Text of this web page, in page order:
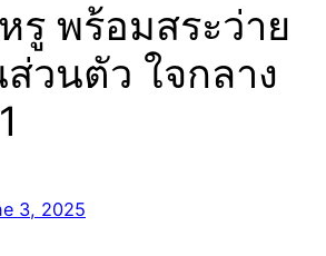
รู พร้อมสระว่าย
วนตัว ใจกลาง
3, 2025